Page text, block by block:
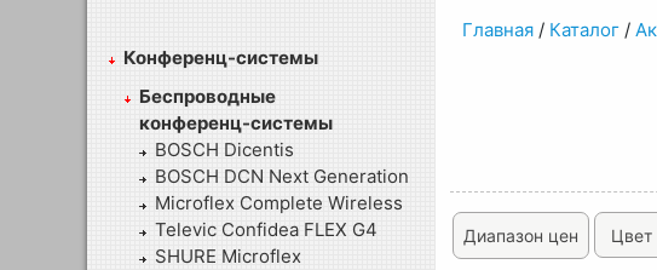
Конференц-системы
Беспроводные
конференц-системы
BOSCH Dicentis
BOSCH DCN Next Generation
Microflex Complete Wireless
Televic Confidea FLEX G4
SHURE Microflex
Главная / Каталог /
Диапазон цен